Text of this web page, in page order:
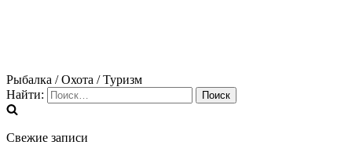
Рыбалка / Охота / Туризм
Найти:
Свежие записи